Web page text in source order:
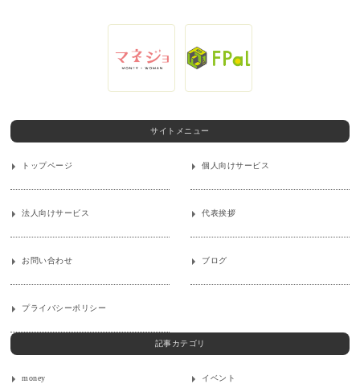
サイトメニュー
トップページ 個人向けサービス
法人向けサービス 代表挨拶
お問い合わせ ブログ
プライバシーポリシー
記事カテゴリ
money イベント